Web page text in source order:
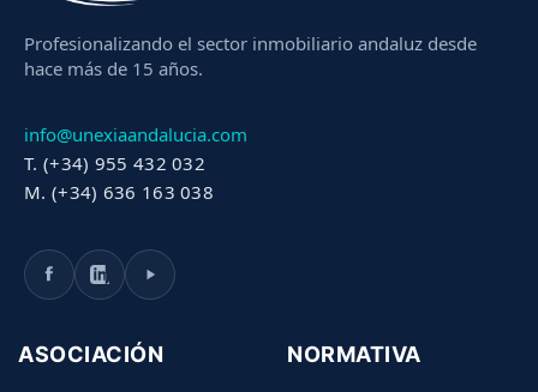
Profesionalizando el sector inmobiliario andaluz desde
hace más de 15 años.
info@unexiaandalucia.com
T. (+34) 955 432 032
M. (+34) 636 163 038
ASOCIACIÓN NORMATIVA